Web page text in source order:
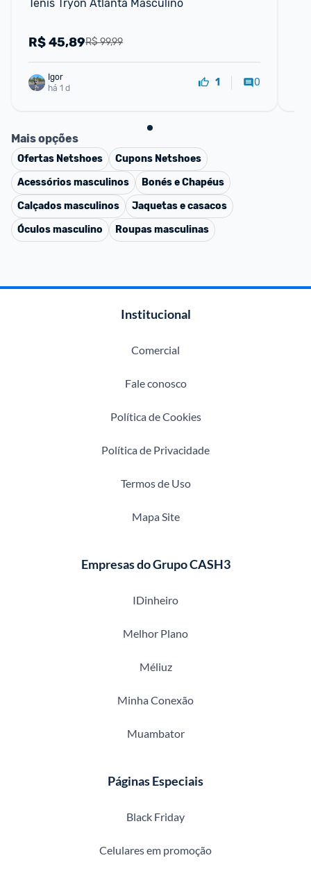
Tênis Tryon Atlanta Masculino
R$ 99,99
R$45,89
Igor
há 1 d
1 0
Mais opções
Ofertas Netshoes Cupons Netshoes
Acessórios masculinos
Bonés e Chapéus
Calçados masculinos
Jaquetas e casacos
Óculos masculino
Roupas masculinas
Institucional
Comercial
Fale conosco
Política de Cookies
Política de Privacidade
Termos de Uso
Mapa Site
Empresas do Grupo CASH3
IDinheiro
Melhor Plano
Méliuz
Minha Conexão
Muambator
Páginas Especiais
Black Friday
Celulares em promoção